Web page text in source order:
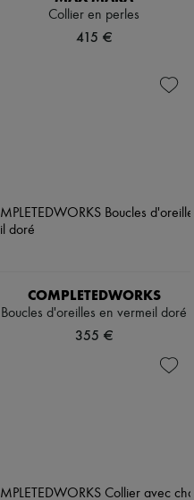
Collier en perles
415 €
COMPLETEDWORKS
Boucles d'oreilles en vermeil doré
355 €